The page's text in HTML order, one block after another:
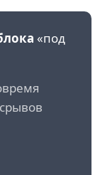
«под